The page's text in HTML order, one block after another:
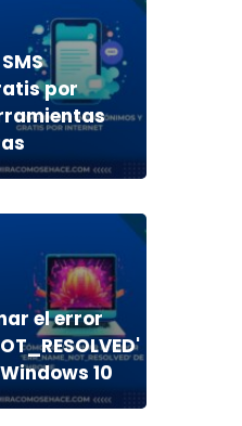
por
el error
10